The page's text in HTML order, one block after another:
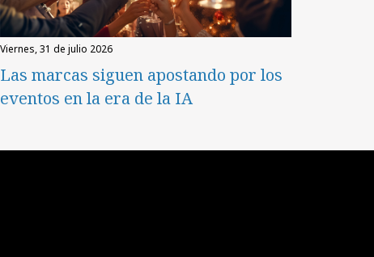
viernes, 31 de julio 2026
Las marcas siguen apostando por los
eventos en la era de la IA